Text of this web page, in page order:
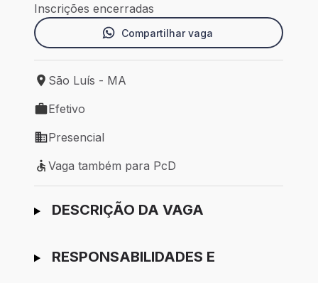
Inscrições encerradas
Compartilhar vaga
Local de trabalho: São Luís - MA
São Luís - MA
Tipo de vaga: Efetivo
Efetivo
Modelo de trabalho: Presencial
Presencial
Vaga também para PcD
Vaga também para PcD
Ir para candidatura
DESCRIÇÃO DA VAGA
RESPONSABILIDADES E